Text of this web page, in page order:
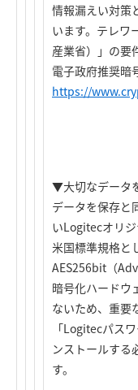
情報漏えい対策
います。テレワ
産業省）」の要
電子政府推奨暗
https://
▼大切なデータ
データを保存と
いLogitecオリ
米国標準規格と
AES256bit（
暗号化ハードウ
ないため、重要
「Logitecパス
ンストールする
す。